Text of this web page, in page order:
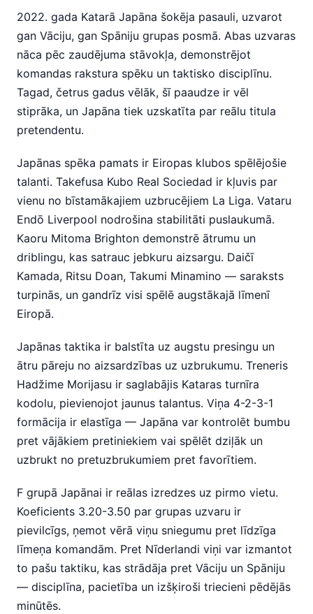
2022. gada Katarā Japāna šokēja pasauli, uzvarot
gan Vāciju, gan Spāniju grupas posmā. Abas uzvaras
nāca pēc zaudējuma stāvokļa, demonstrējot
komandas rakstura spēku un taktisko disciplīnu.
Tagad, četrus gadus vēlāk, šī paaudze ir vēl
stiprāka, un Japāna tiek uzskatīta par reālu titula
pretendentu.
Japānas spēka pamats ir Eiropas klubos spēlējošie
talanti. Takefusa Kubo Real Sociedad ir kļuvis par
vienu no bīstamākajiem uzbrucējiem La Liga. Vataru
Endō Liverpool nodrošina stabilitāti puslaukumā.
Kaoru Mitoma Brighton demonstrē ātrumu un
driblingu, kas satrauc jebkuru aizsargu. Daičī
Kamada, Ritsu Doan, Takumi Minamino — saraksts
turpinās, un gandrīz visi spēlē augstākajā līmenī
Eiropā.
Japānas taktika ir balstīta uz augstu presingu un
ātru pāreju no aizsardzības uz uzbrukumu. Treneris
Hadžime Morijasu ir saglabājis Kataras turnīra
kodolu, pievienojot jaunus talantus. Viņa 4-2-3-1
formācija ir elastīga — Japāna var kontrolēt bumbu
pret vājākiem pretiniekiem vai spēlēt dziļāk un
uzbrukt no pretuzbrukumiem pret favorītiem.
F grupā Japānai ir reālas izredzes uz pirmo vietu.
Koeficients 3.20-3.50 par grupas uzvaru ir
pievilcīgs, ņemot vērā viņu sniegumu pret līdzīga
līmeņa komandām. Pret Nīderlandi viņi var izmantot
to pašu taktiku, kas strādāja pret Vāciju un Spāniju
— disciplīna, pacietība un izšķiroši triecieni pēdējās
minūtēs.